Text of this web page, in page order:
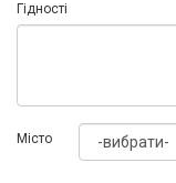
Гідності
Мiсто